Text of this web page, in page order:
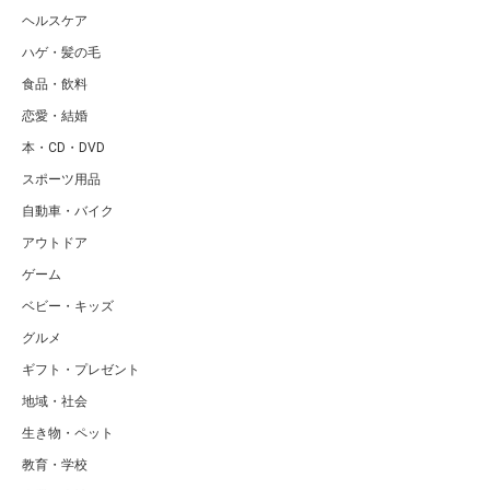
ヘルスケア
ハゲ・髪の毛
食品・飲料
恋愛・結婚
本・CD・DVD
スポーツ用品
自動車・バイク
アウトドア
ゲーム
ベビー・キッズ
グルメ
ギフト・プレゼント
地域・社会
生き物・ペット
教育・学校